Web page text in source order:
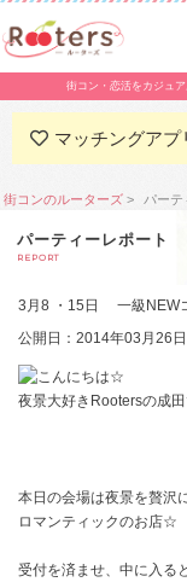
街コン・恋活をカジュ
マッチングアプ
街コンのルーターズ パーテ
パーティーレポート
REPORT
3月8 ・15日 一級NEW
公開日：2014年03月26
こんにちは☆
夜景大好き Rootersの成
本日の会場は夜景を贅沢
ロマンティックのお店☆
受付を済ませ、中に入る